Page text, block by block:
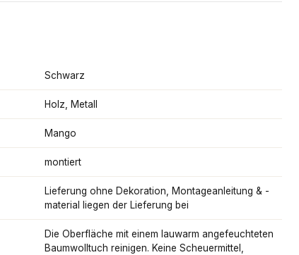
Schwarz
Holz, Metall
Mango
montiert
Lieferung ohne Dekoration, Montageanleitung & -
material liegen der Lieferung bei
Die Oberfläche mit einem lauwarm angefeuchteten
Baumwolltuch reinigen. Keine Scheuermittel,